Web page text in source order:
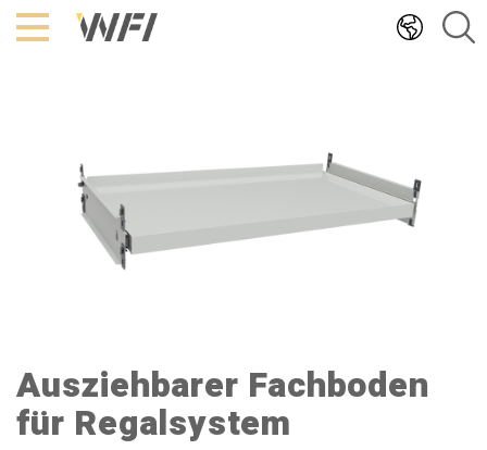
Hoppa
till
Ausziehbarer Fachboden
für Regalsystem